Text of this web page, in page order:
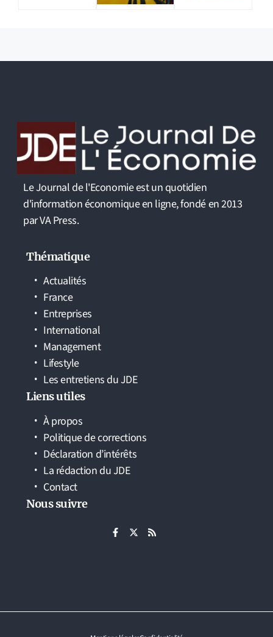
Le Journal de l'Economie est un quotidien
d'information économique en ligne, fondé en 2013
par VA Press.
Thématique
Actualités
France
Entreprises
International
Management
Lifestyle
Les entretiens du JDE
Liens utiles
À propos
Politique de corrections
Déclaration d’intérêts
La rédaction du JDE
Contact
Nous suivre